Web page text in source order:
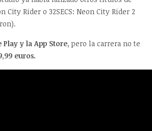
City Rider o 32SECS: Neon City Rider 2
Play y la App Store,pero la carrera no te
euros.